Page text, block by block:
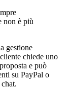
non è più
gestione
chiede uno
e può
su PayPal o